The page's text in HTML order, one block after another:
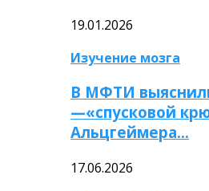
19.01.2026
Изучение мозга
В МФТИ
—«спусковой
Альцгеймера…
17.06.2026